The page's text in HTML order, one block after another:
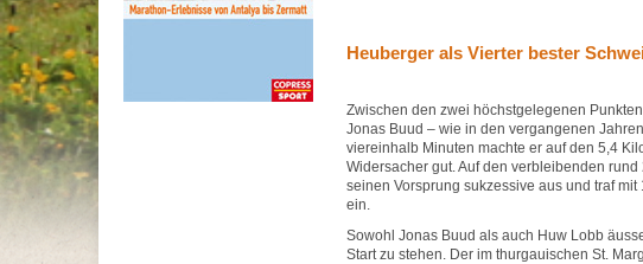
Heuberger als Vierter bester
Zwischen den zwei höchstgelegenen
Jonas Buud – wie in den vergangenen
viereinhalb Minuten machte er auf den 5,4
Widersacher gut. Auf den verbleibenden
seinen Vorsprung sukzessive aus und traf
ein.
Sowohl Jonas Buud als auch Huw Lobb
Start zu stehen. Der im thurgauischen St.